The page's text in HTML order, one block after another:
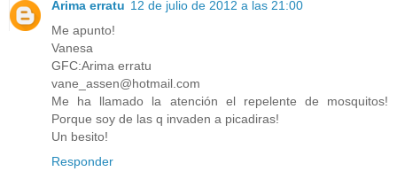
Arima erratu 12 de julio de 2012 a las 21:00
Me apunto!
Vanesa
GFC:Arima erratu
vane_assen@hotmail.com
Me ha llamado la atención el repelente de mosquitos!
Porque soy de las q invaden a picadiras!
Un besito!
Responder